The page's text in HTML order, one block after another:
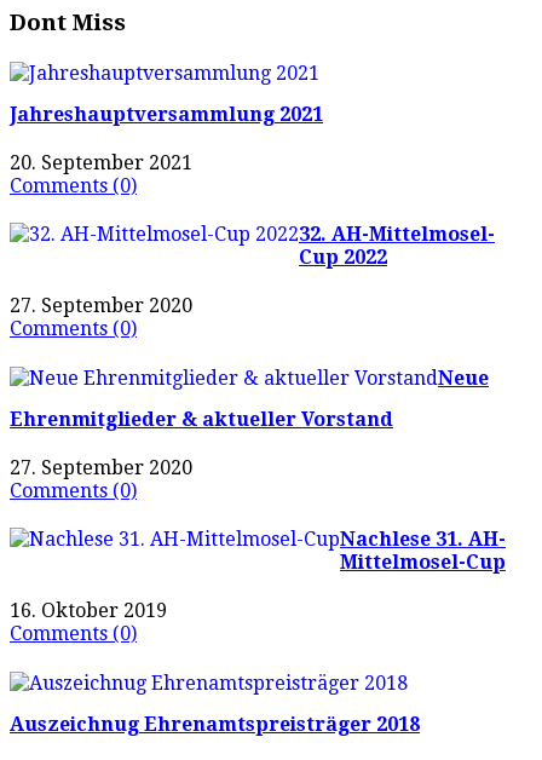
Dont Miss
Jahreshauptversammlung 2021
20. September 2021
Comments (0)
32. AH-Mittelmosel-
Cup 2022
27. September 2020
Comments (0)
Neue
Ehrenmitglieder & aktueller Vorstand
27. September 2020
Comments (0)
Nachlese 31. AH-
Mittelmosel-Cup
16. Oktober 2019
Comments (0)
Auszeichnug Ehrenamtspreisträger 2018